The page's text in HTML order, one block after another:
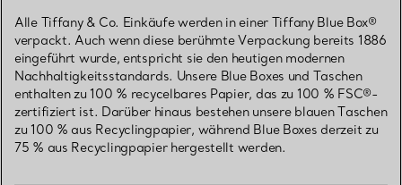
Alle Tiffany & Co. Einkäufe werden in einer Tiffany Blue Box®
verpackt. Auch wenn diese berühmte Verpackung bereits 1886
eingeführt wurde, entspricht sie den heutigen modernen
Nachhaltigkeitsstandards. Unsere Blue Boxes und Taschen
enthalten zu 100 % recycelbares Papier, das zu 100 % FSC®-
zertifiziert ist. Darüber hinaus bestehen unsere blauen Taschen
zu 100 % aus Recyclingpapier, während Blue Boxes derzeit zu
75 % aus Recyclingpapier hergestellt werden.